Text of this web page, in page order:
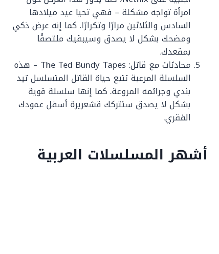
امرأة تواجه مشكلة – فهي تحيا عيد ميلادها
السادس والثلاثين مرارًا وتكرارًا. كما إنه عرض ذكي
ومضحك بشكل لا يصدق وسيبقيك ملتصقًا
بمقعدك.
محادثات مع قاتل: The Ted Bundy Tapes – هذه
السلسلة المرعبة تتبع حياة القاتل المتسلسل تيد
بندي وجرائمه المروعة. كما إنها سلسلة قوية
بشكل لا يصدق ستتركك قشعريرة أسفل عمودك
الفقري.
أشهر المسلسلات العربية